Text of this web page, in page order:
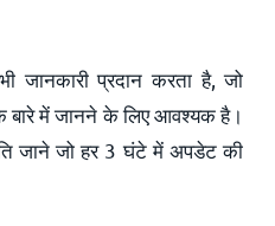
प्रदान करता है, जो
में जानने के लिए आवश्यक है।
जाने जो हर 3 घंटे में अपडेट की